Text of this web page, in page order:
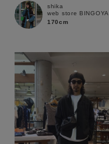
ブランド
shika
web store BINGOYA
170cm